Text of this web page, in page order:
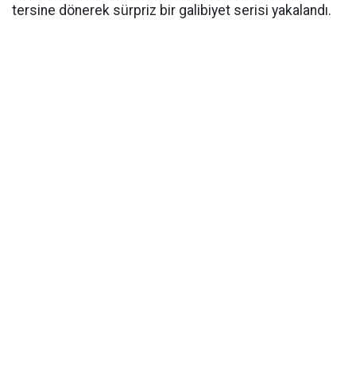
tersine dönerek sürpriz bir galibiyet serisi yakalandı.